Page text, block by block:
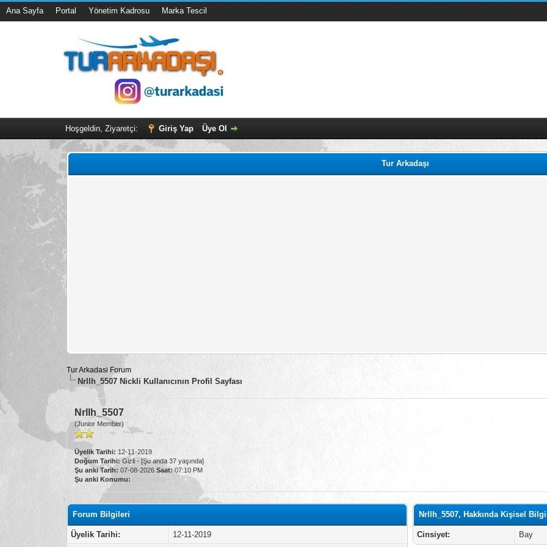
Ana Sayfa Portal Yönetim Kadrosu Marka Tescil
Hoşgeldin, Ziyaretçi: Giriş Yap Üye Ol
Tur Arkadaşı
Tur Arkadasi Forum
Nrllh_5507 Nickli Kullanıcının Profil Sayfası
Nrllh_5507
(Junior Member)
Üyelik Tarihi: 12-11-2019
Doğum Tarihi: Gizli - [Şu anda 37 yaşında]
Şu anki Tarih: 07-08-2026Saat:07:10 PM
Şu anki Konumu:
Forum Bilgileri
Üyelik Tarihi: 12-11-2019
Nrllh_5507, Hakkında Kişisel
Cinsiyet: Bay